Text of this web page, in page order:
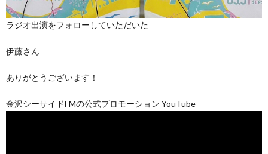
ラジオ出演をフォローしていただいた
伊藤さん
ありがとうございます！
金沢シーサイドFMの公式プロモーション YouTube